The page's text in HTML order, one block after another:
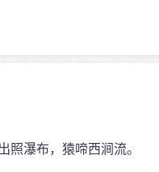
照瀑布，猿啼西涧流。